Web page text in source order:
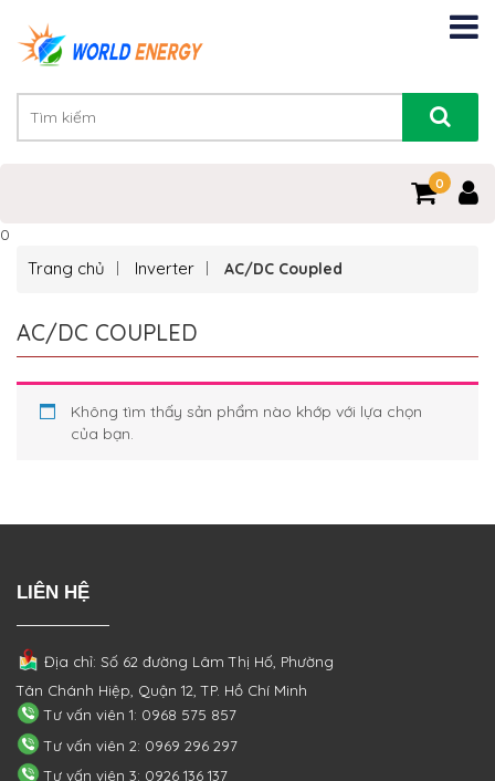
0
0
Trang chủ Inverter AC/DC Coupled
AC/DC COUPLED
Không tìm thấy sản phẩm nào khớp với lựa chọn
của bạn.
LIÊN HỆ
Địa chỉ: Số 62 đường Lâm Thị Hố, Phường
Tân Chánh Hiệp, Quận 12, TP. Hồ Chí Minh
Tư vấn viên 1: 0968 575 857
Tư vấn viên 2: 0969 296 297
Tư vấn viên 3: 0926 136 137